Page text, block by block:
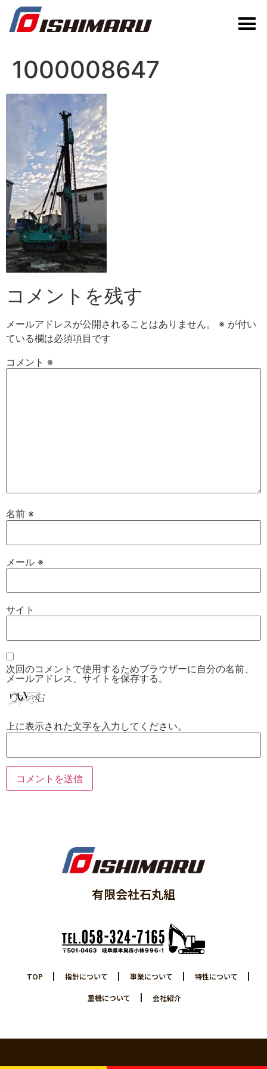
1000008647
コメントを残す
メールアドレスが公開されることはありません。 ※ が付い
ている欄は必須項目です
コメント ※
名前 ※
メール ※
サイト
次回のコメントで使用するためブラウザーに自分の名前、
メールアドレス、サイトを保存する。
上に表示された文字を入力してください。
有限会社石丸組
TOP 指針について 事業について 特性について
重機について 会社紹介